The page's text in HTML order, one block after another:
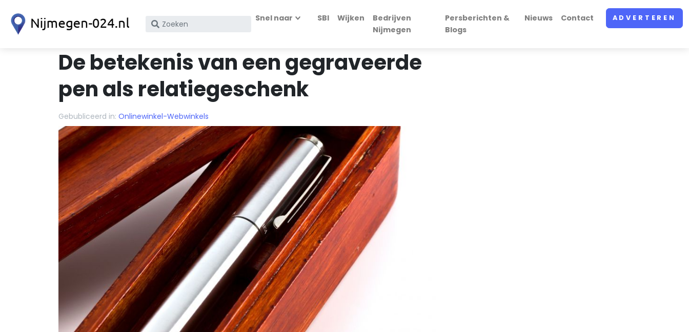
Zoek
of
nummer
Snel naar SBI Wijken
Bedrijven
Nijmegen
Persberichten &
Blogs
Nieuws Contact ADVERTEREN
De betekenis van een gegraveerde
pen als relatiegeschenk
Gebubliceerd in: Onlinewinkel-Webwinkels